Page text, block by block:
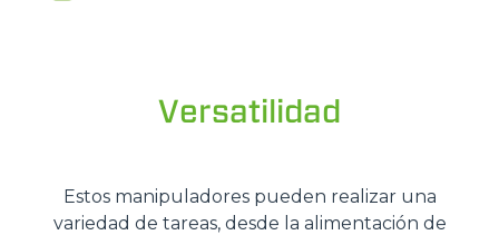
Versatilidad
Estos manipuladores pueden realizar una
variedad de tareas, desde la alimentación de